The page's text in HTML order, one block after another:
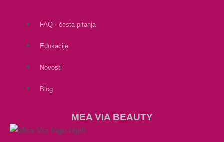
FAQ - česta pitanja
Edukacije
Novosti
Blog
MEA VIA BEAUTY